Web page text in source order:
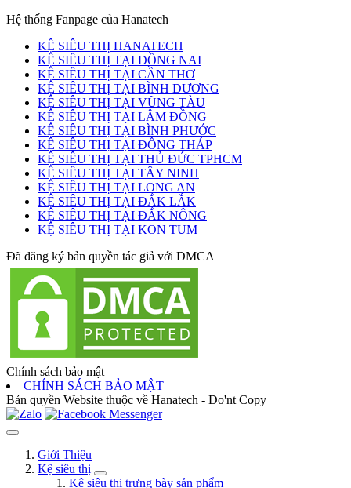
Hệ thống Fanpage của Hanatech
KỆ SIÊU THỊ HANATECH
KỆ SIÊU THỊ TẠI ĐỒNG NAI
KỆ SIÊU THỊ TẠI CẦN THƠ
KỆ SIÊU THỊ TẠI BÌNH DƯƠNG
KỆ SIÊU THỊ TẠI VŨNG TÀU
KỆ SIÊU THỊ TẠI LÂM ĐỒNG
KỆ SIÊU THỊ TẠI BÌNH PHƯỚC
KỆ SIÊU THỊ TẠI ĐỒNG THÁP
KỆ SIÊU THỊ TẠI THỦ ĐỨC TPHCM
KỆ SIÊU THỊ TẠI TÂY NINH
KỆ SIÊU THỊ TẠI LONG AN
KỆ SIÊU THỊ TẠI ĐẮK LẮK
KỆ SIÊU THỊ TẠI ĐẮK NÔNG
KỆ SIÊU THỊ TẠI KON TUM
Đã đăng ký bản quyền tác giả với DMCA
Chính sách bảo mật
CHÍNH SÁCH BẢO MẬT
Bản quyền Website thuộc về Hanatech - Do'nt Copy
Giới Thiệu
Kệ siêu thị
Kệ siêu thị trưng bày sản phẩm